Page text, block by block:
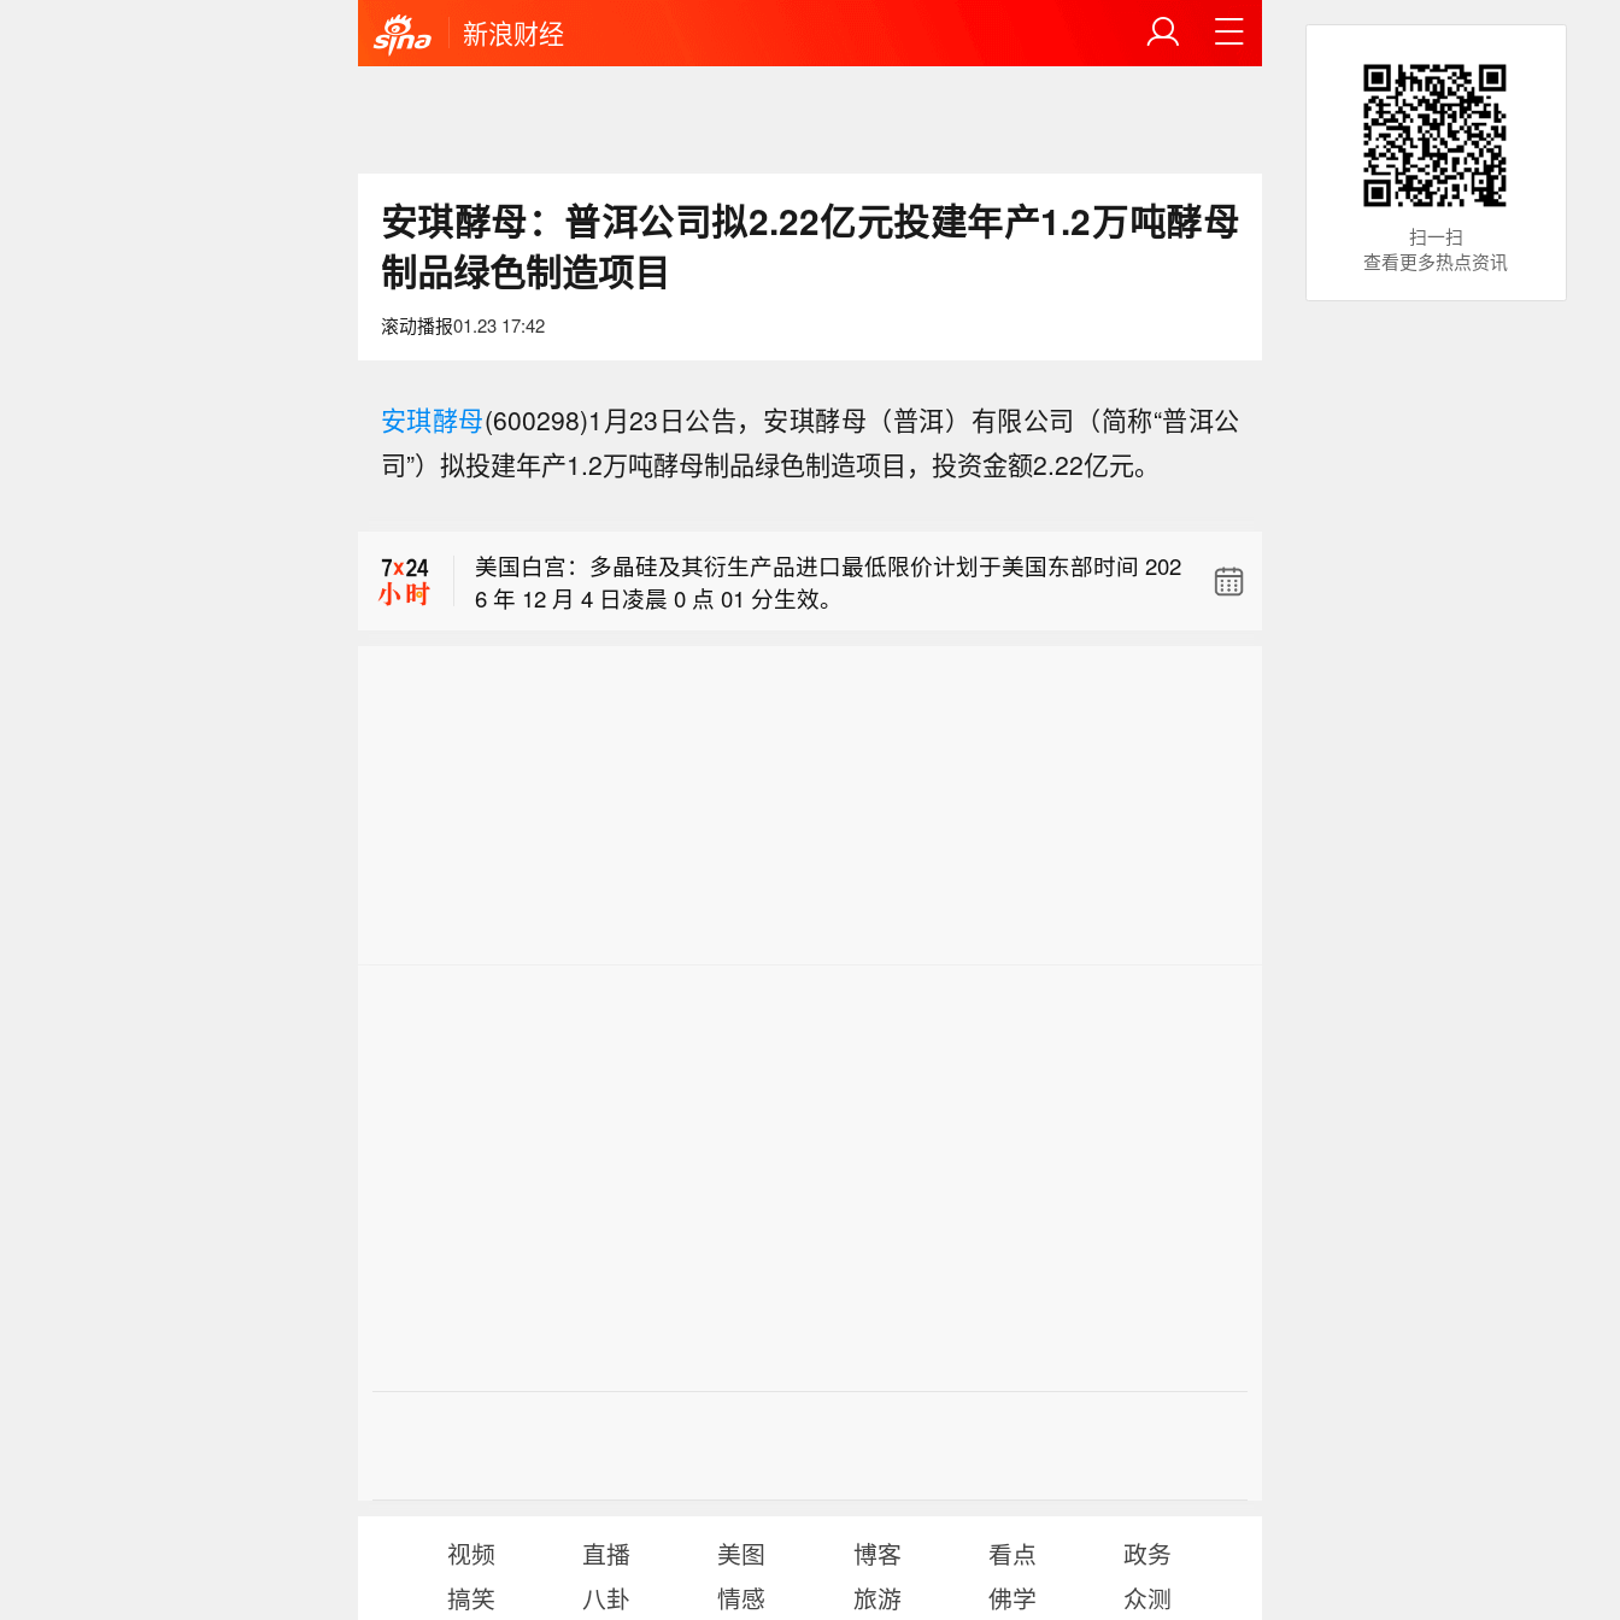
新浪财经
安琪酵母：普洱公司拟2.22亿元投建年产1.2万吨酵母
制品绿色制造项目
滚动播报01.23 17:42
安琪酵母(600298)1月23日公告，安琪酵母（普洱）有限公司（简称“普洱公
司”）拟投建年产1.2万吨酵母制品绿色制造项目，投资金额2.22亿元。
美国白宫：美国对多晶硅设定每公斤21美元的最低进口价格。对多晶
硅锭和硅片设定每公斤100美元的最低进口价格。对太阳能电池设定每
美国白宫：多晶硅及其衍生产品进口最低限价计划于美国东部时间 202
6 年 12 月 4 日凌晨 0 点 01 分生效。
视频 直播 美图 博客 看点
政务
搞笑
八卦 情感 旅游 佛学 众测
扫一扫
查看更多热点资讯